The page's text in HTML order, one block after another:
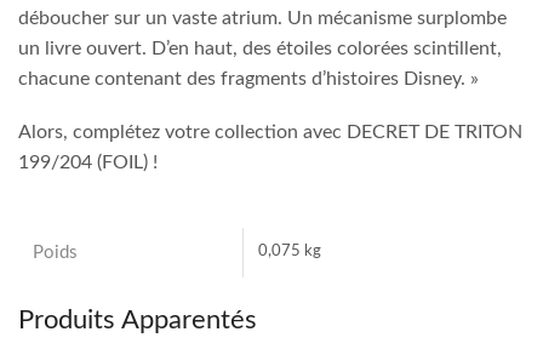
déboucher sur un vaste atrium. Un mécanisme surplombe
un livre ouvert. D’en haut, des étoiles colorées scintillent,
chacune contenant des fragments d’histoires Disney. »
Alors, complétez votre collection avec DECRET DE TRITON
199/204 (FOIL) !
Poids 0,075 kg
Produits Apparentés